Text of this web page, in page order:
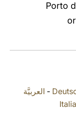
Porto
العربيَّة -